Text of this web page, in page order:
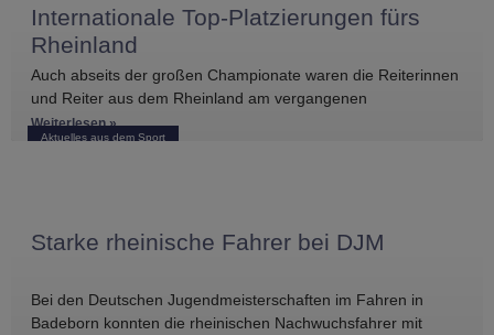
Aktuelles aus dem Sport
Internationale Top-Platzierungen fürs
Rheinland
Auch abseits der großen Championate waren die Reiterinnen
und Reiter aus dem Rheinland am vergangenen
Wochenende international erfolgreich unterwegs. Bei
Weiterlesen »
Starke rheinische Fahrer bei DJM
Bei den Deutschen Jugendmeisterschaften im Fahren in
Badeborn konnten die rheinischen Nachwuchsfahrer mit